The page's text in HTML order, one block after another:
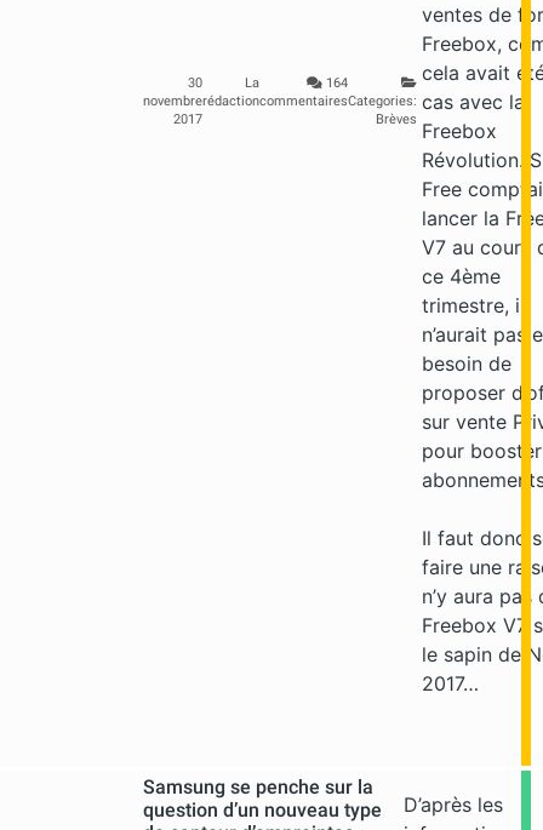
30
novembre
2017
La
rédaction
164
commentairesCategories:
Brèves
ventes de
Freebox,
cela avait
cas avec la
Freebox
Révolution.
Free
lancer la
V7 au cours
ce 4ème
trimestre, il
n’aurait pas
besoin de
proposer
sur vente
pour
Il faut donc
faire une
n’y aura pas
Freebox V7
le sapin de
2017…
Samsung se penche sur la
question d’un nouveau type
D’après les